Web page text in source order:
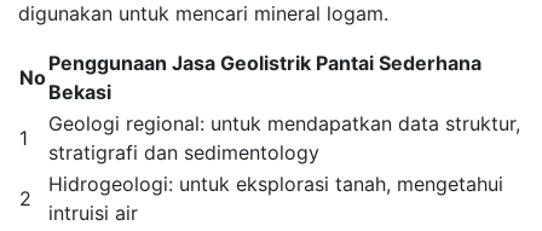
digunakan untuk mencari mineral logam.
No
Penggunaan Jasa Geolistrik Pantai Sederhana
Bekasi
1
Geologi regional: untuk mendapatkan data struktur,
stratigrafi dan sedimentology
2
Hidrogeologi: untuk eksplorasi tanah, mengetahui
intruisi air